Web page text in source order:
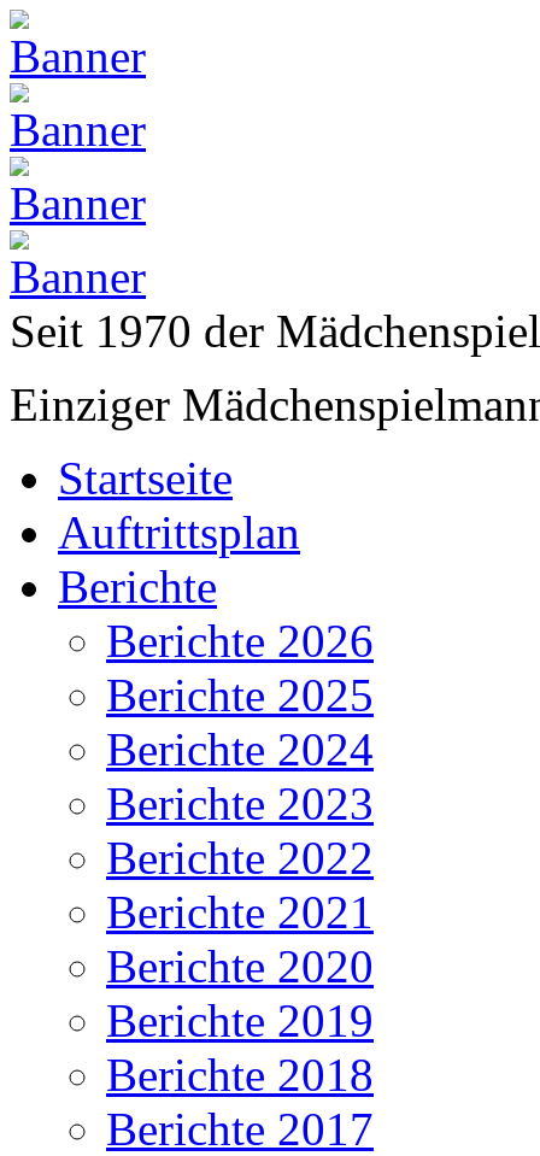
Seit 1970 der
Einziger
Startseite
Auftrittsplan
Berichte
Berichte 2026
Berichte 2025
Berichte 2024
Berichte 2023
Berichte 2022
Berichte 2021
Berichte 2020
Berichte 2019
Berichte 2018
Berichte 2017